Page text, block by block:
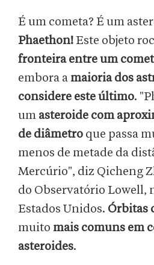
É um cometa? É um
Phaethon! Este objeto
fronteira entre um
embora a maioria dos
considere este último.
um asteroide com
de diâmetro que passa
menos de metade da
Mercúrio", diz Qicheng
do Observatório Lowell,
Estados Unidos. Órbitas
muito mais comuns em
asteroides.